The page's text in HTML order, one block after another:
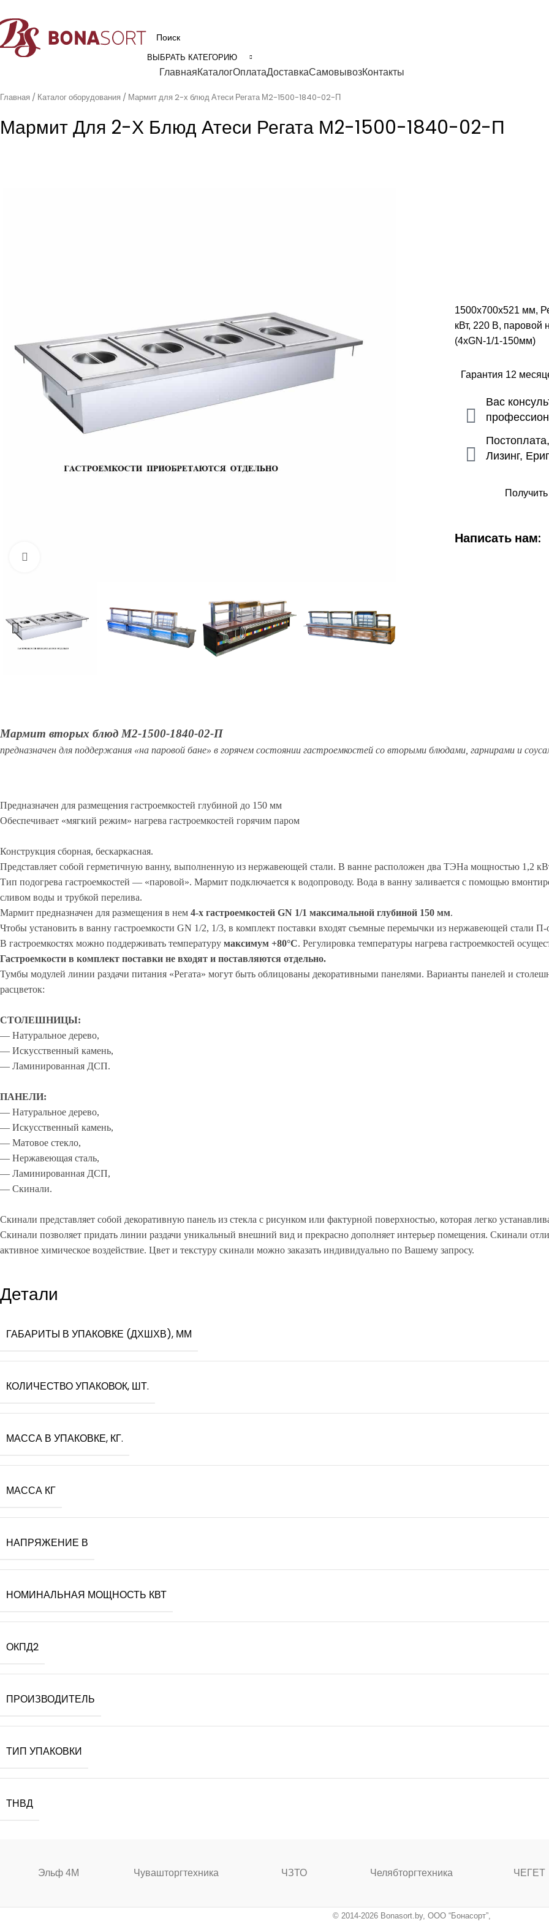
ВЫБРАТЬ КАТЕГОРИЮ
ГлавнаяКаталогОплатаДоставкаСамовывозКонтакты
Главная Каталог оборудования Мармит для 2-х блюд Атеси Регата М2-1500-1840-02-П
Мармит Для 2-Х Блюд Атеси Регата М2-1500-1840-02-П
1500х700х521 мм,
кВт, 220 В, паровой
(4хGN-1/1-150мм)
Гарантия 12
Вас
Лизинг,
Написать нам:
Мармит вторых блюд М2-1500-1840-02-П
предназначен для поддержания «на паровой бане» в горячем состоянии гастроемкостей со вторыми блюдами, гарнирами и
Предназначен для размещения гастроемкостей глубиной до 150 мм
Обеспечивает «мягкий режим» нагрева гастроемкостей горячим паром
Конструкция сборная, бескаркасная.
Представляет собой герметичную ванну, выполненную из нержавеющей стали. В ванне расположен два ТЭНа мощностью 1,2
Тип подогрева гастроемкостей — «паровой». Мармит подключается к водопроводу. Вода в ванну заливается с помощью
сливом воды и трубкой перелива.
Мармит предназначен для размещения в нем 4-х гастроемкостей GN 1/1 максимальной глубиной 150 мм.
Чтобы установить в ванну гастроемкости GN 1/2, 1/3, в комплект поставки входят съемные перемычки из нержавеющей стали
В гастроемкостях можно поддерживать температуру максимум +80°С. Регулировка температуры нагрева гастроемкостей
Гастроемкости в комплект поставки не входят и поставляются отдельно.
Тумбы модулей линии раздачи питания «Регата» могут быть облицованы декоративными панелями. Варианты панелей и
расцветок:
СТОЛЕШНИЦЫ:
— Натуральное дерево,
— Искусственный камень,
— Ламинированная ДСП.
ПАНЕЛИ:
— Натуральное дерево,
— Искусственный камень,
— Матовое стекло,
— Нержавеющая сталь,
— Ламинированная ДСП,
— Скинали.
Скинали представляет собой декоративную панель из стекла с рисунком или фактурной поверхностью, которая легко
Скинали позволяет придать линии раздачи уникальный внешний вид и прекрасно дополняет интерьер помещения. Скинали
активное химическое воздействие. Цвет и текстуру скинали можно заказать индивидуально по Вашему запросу.
Детали
ГАБАРИТЫ В УПАКОВКЕ (ДХШХВ), ММ
КОЛИЧЕСТВО УПАКОВОК, ШТ.
МАССА В УПАКОВКЕ, КГ.
МАССА КГ
НАПРЯЖЕНИЕ В
НОМИНАЛЬНАЯ МОЩНОСТЬ КВТ
ОКПД2
ПРОИЗВОДИТЕЛЬ
ТИП УПАКОВКИ
ТНВД
Эльф 4М Чувашторгтехника ЧЗТО Челябторгтехника ЧЕГЕТ
© 2014-2026 Bonasort.by, ООО “Бонасорт”,